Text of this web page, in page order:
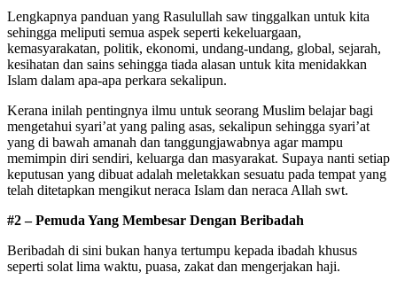
Lengkapnya panduan yang Rasulullah saw tinggalkan untuk kita
sehingga meliputi semua aspek seperti kekeluargaan,
kemasyarakatan, politik, ekonomi, undang-undang, global, sejarah,
kesihatan dan sains sehingga tiada alasan untuk kita menidakkan
Islam dalam apa-apa perkara sekalipun.
Kerana inilah pentingnya ilmu untuk seorang Muslim belajar bagi
mengetahui syari’at yang paling asas, sekalipun sehingga syari’at
yang di bawah amanah dan tanggungjawabnya agar mampu
memimpin diri sendiri, keluarga dan masyarakat. Supaya nanti setiap
keputusan yang dibuat adalah meletakkan sesuatu pada tempat yang
telah ditetapkan mengikut neraca Islam dan neraca Allah swt.
#2 – Pemuda Yang Membesar Dengan Beribadah
Beribadah di sini bukan hanya tertumpu kepada ibadah khusus
seperti solat lima waktu, puasa, zakat dan mengerjakan haji.